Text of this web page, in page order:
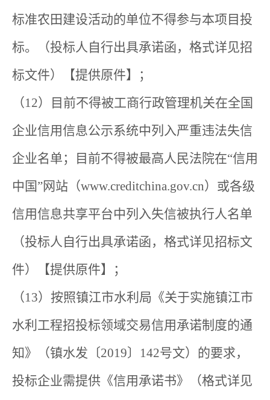
标准农田建设活动的单位不得参与本项目投
标。（投标人自行出具承诺函，格式详见招
标文件）【提供原件】；
（12）目前不得被工商行政管理机关在全国
企业信用信息公示系统中列入严重违法失信
企业名单；目前不得被最高人民法院在“信用
中国”网站（www.creditchina.gov.cn）或各级
信用信息共享平台中列入失信被执行人名单
（投标人自行出具承诺函，格式详见招标文
件）【提供原件】；
（13）按照镇江市水利局《关于实施镇江市
水利工程招投标领域交易信用承诺制度的通
知》（镇水发〔2019〕142号文）的要求，
投标企业需提供《信用承诺书》（格式详见